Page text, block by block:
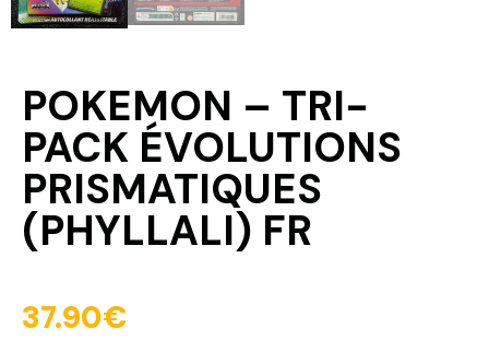
POKEMON – TRI-
PACK ÉVOLUTIONS
PRISMATIQUES
(PHYLLALI) FR
37.90€